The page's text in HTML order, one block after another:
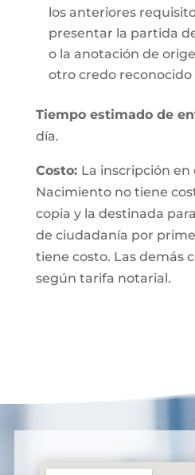
los anteriores
presentar la partida
o la anotación de
otro credo reconocido
Tiempo estimado de
día.
Costo: La inscripción en
Nacimiento no tiene
copia y la destinada
de ciudadanía por
tiene costo. Las demás
según tarifa notarial.